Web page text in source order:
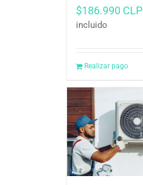
$186.990 CLP
incluido
Realizar pago